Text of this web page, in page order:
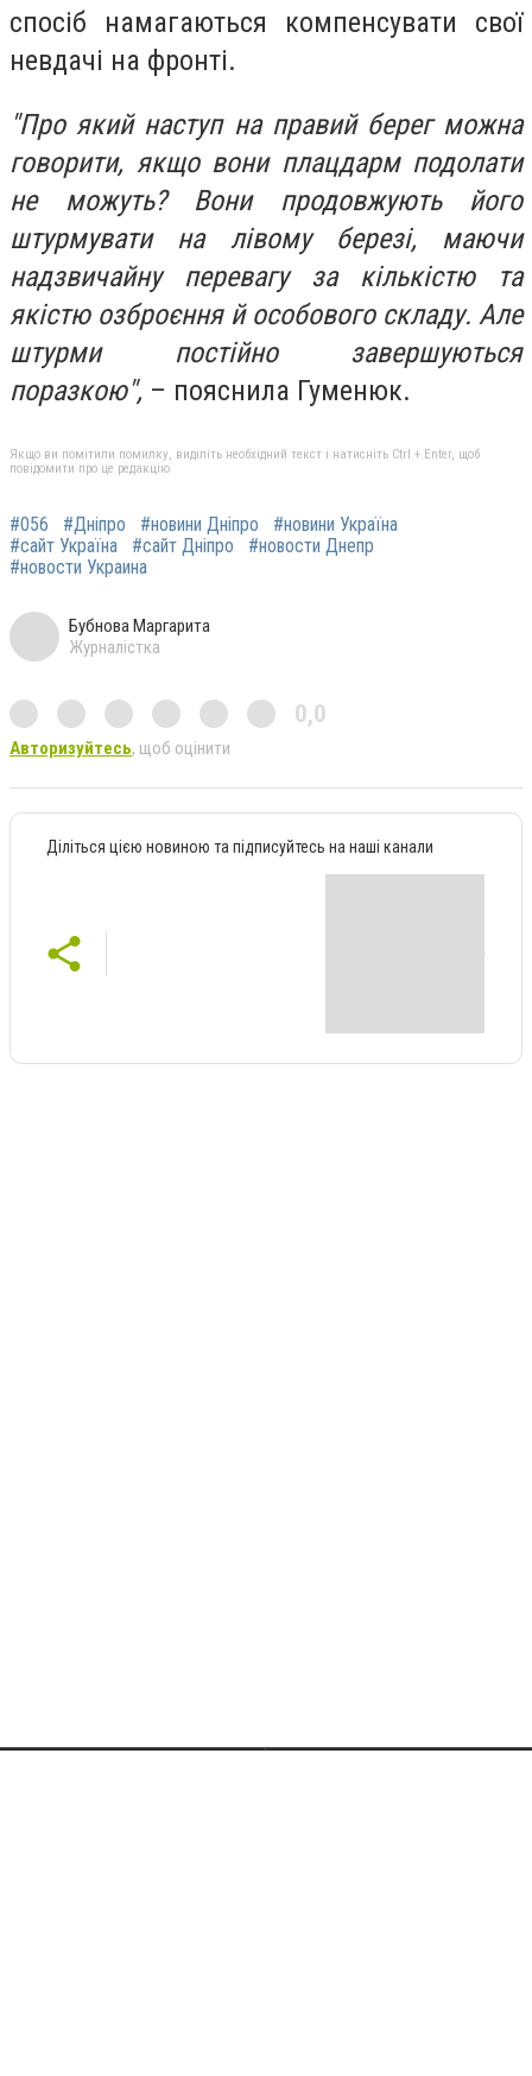
спосіб намагаються компенсувати свої
невдачі на фронті.
"Про який наступ на правий берег можна
говорити, якщо вони плацдарм подолати
не можуть? Вони продовжують його
штурмувати на лівому березі, маючи
надзвичайну перевагу за кількістю та
якістю озброєння й особового складу. Але
штурми постійно завершуються
поразкою", – пояснила Гуменюк.
Якщо ви помітили помилку, виділіть необхідний текст і натисніть Ctrl + Enter, щоб
повідомити про це редакцію
#056 #Дніпро #новини Дніпро
#новини Україна
#сайт Україна
#сайт Дніпро
#новости Днепр
#новости Украина
Бубнова Маргарита
Журналістка
0,0
Авторизуйтесь, щоб оцінити
Діліться цією новиною та підписуйтесь на наші канали